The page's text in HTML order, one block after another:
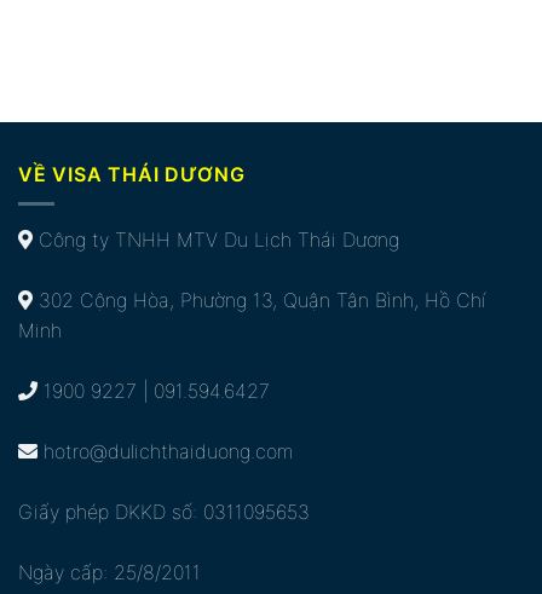
VỀ VISA THÁI DƯƠNG
Công ty TNHH MTV Du Lịch Thái Dương
302 Cộng Hòa, Phường 13, Quận Tân Bình, Hồ Chí
Minh
1900 9227 | 091.594.6427
hotro@dulichthaiduong.com
Giấy phép DKKD số: 0311095653
Ngày cấp: 25/8/2011